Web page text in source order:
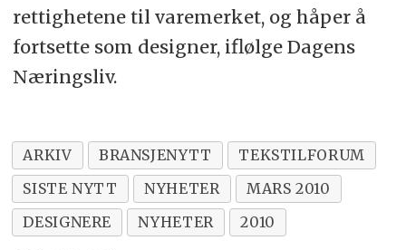
rettighetene til varemerket, og håper å
fortsette som designer, iflølge Dagens
Næringsliv.
ARKIV BRANSJENYTT
TEKSTILFORUM
SISTE NYTT
NYHETER
MARS 2010
DESIGNERE
NYHETER 2010